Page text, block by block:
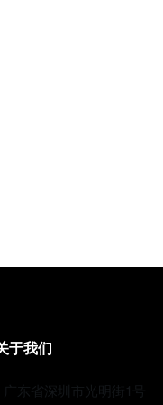
于我们
广东省深圳市光明街1号